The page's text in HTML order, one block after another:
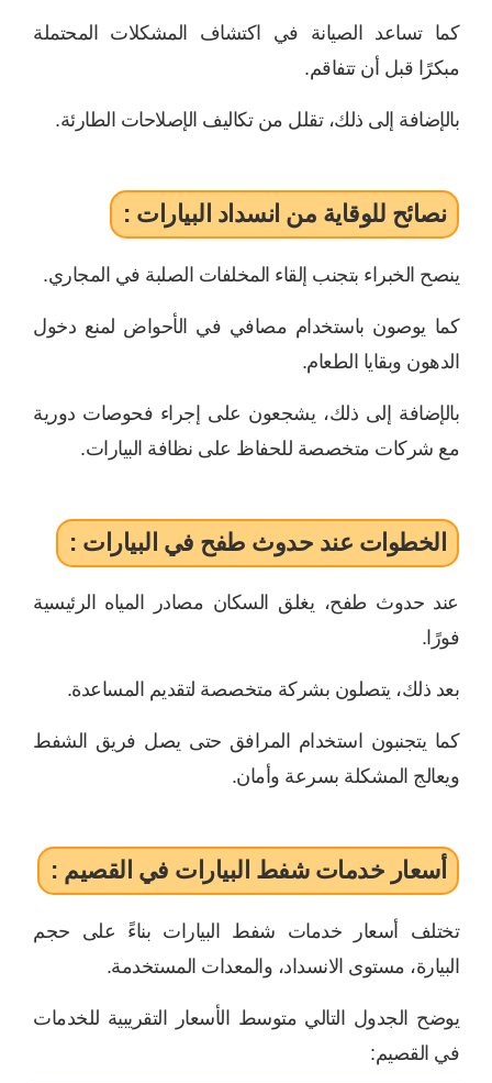
كما تساعد الصيانة في اكتشاف المشكلات المحتملة
مبكرًا قبل أن تتفاقم.
بالإضافة إلى ذلك، تقلل من تكاليف الإصلاحات الطارئة.
نصائح للوقاية من انسداد البيارات :
ينصح الخبراء بتجنب إلقاء المخلفات الصلبة في المجاري.
كما يوصون باستخدام مصافي في الأحواض لمنع دخول
الدهون وبقايا الطعام.
بالإضافة إلى ذلك، يشجعون على إجراء فحوصات دورية
مع شركات متخصصة للحفاظ على نظافة البيارات.
الخطوات عند حدوث طفح في البيارات :
عند حدوث طفح، يغلق السكان مصادر المياه الرئيسية
فورًا.
بعد ذلك، يتصلون بشركة متخصصة لتقديم المساعدة.
كما يتجنبون استخدام المرافق حتى يصل فريق الشفط
ويعالج المشكلة بسرعة وأمان.
أسعار خدمات شفط البيارات في القصيم :
تختلف أسعار خدمات شفط البيارات بناءً على حجم
البيارة، مستوى الانسداد، والمعدات المستخدمة.
يوضح الجدول التالي متوسط الأسعار التقريبية للخدمات
في القصيم: